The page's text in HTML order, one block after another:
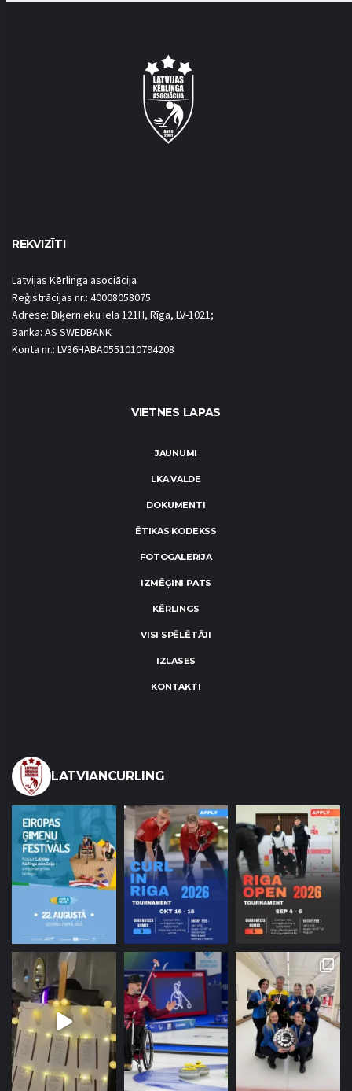
REKVIZĪTI
Latvijas Kērlinga asociācija
Reģistrācijas nr.: 40008058075
Adrese: Biķernieku iela 121H, Rīga, LV-1021;
Banka: AS SWEDBANK
Konta nr.: LV36HABA0551010794208
VIETNES LAPAS
JAUNUMI
LKA VALDE
DOKUMENTI
ĒTIKAS KODEKSS
FOTOGALERIJA
IZMĒĢINI PATS
KĒRLINGS
VISI SPĒLĒTĀJI
IZLASES
KONTAKTI
LATVIANCURLING